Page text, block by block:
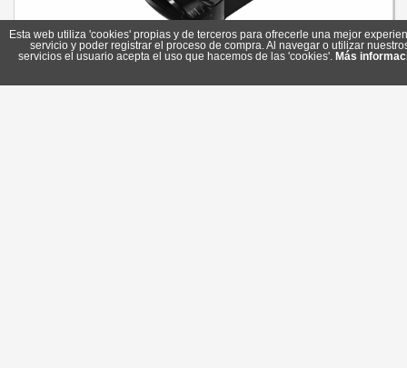
Referencia: SDCZ430-064G-G46
Esta web utiliza 'cookies' propias y de terceros para ofrecerle una mejor
servicio y poder registrar el proceso de compra. Al navegar o utilizar
servicios el usuario acepta el uso que hacemos de las 'cookies'. Más